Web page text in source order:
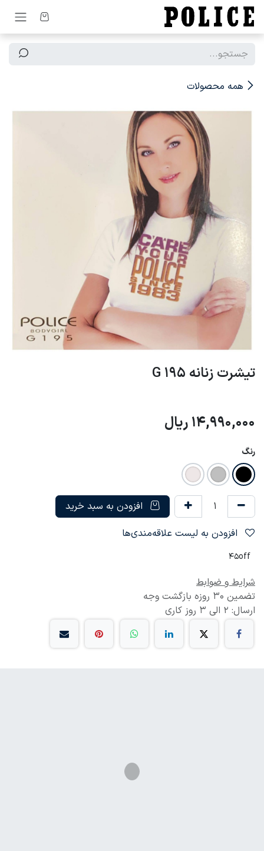
صرف نظر و مشاهده محتوا
همه محصولات
تیشرت زنانه G 195
14,990,000 ریال
رنگ
افزودن به سبد خرید
45off
شرایط و ضوابط
تضمین 30 روزه بازگشت وجه
ارسال: 2 الی 3 روز کاری